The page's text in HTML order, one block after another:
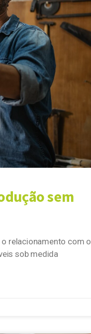
sem
relacionamento com o
sob medida